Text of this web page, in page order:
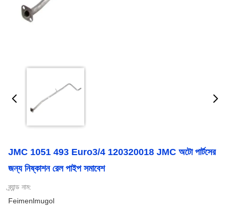
JMC 1051 493 Euro3/4 120320018 JMC অটো পার্টসের
জন্য নিষ্কাশন রেল পাইপ সমাবেশ
ব্র্যান্ড নাম:
Feimenlmugol